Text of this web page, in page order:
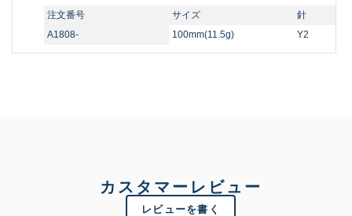
注文番号 サイズ
針
A1808-
100mm(11.5g) Y2
カスタマーレビュー
レビューを書く